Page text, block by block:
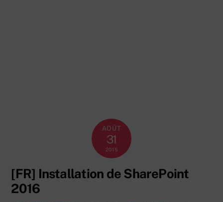
AOÛT
31
2015
[FR] Installation de SharePoint
2016